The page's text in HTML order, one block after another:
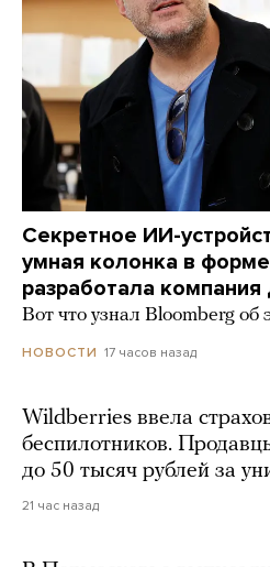
Секретное ИИ-
умная колонка в
разработала
Вот что узнал Bloomberg об
НОВОСТИ 17 часов назад
Wildberries ввела
беспилотников.
до 50 тысяч рублей за
21 час назад